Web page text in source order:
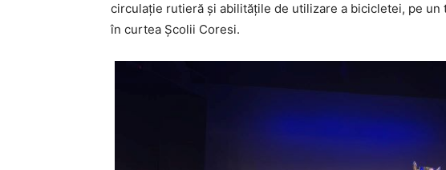
circulație rutieră și abilitățile de utilizare a bicicletei, pe un
în curtea Școlii Coresi.